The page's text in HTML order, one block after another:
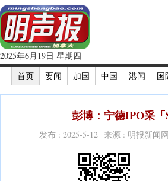
2025年6月19日 星期四
首页
要闻 加国 中国 港闻 国
彭博：宁德IPO采
发布 : 2025-5-12 来源 : 明报新闻网